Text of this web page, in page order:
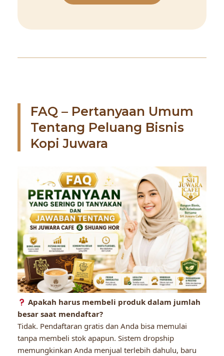
FAQ – Pertanyaan Umum
Tentang Peluang Bisnis
Kopi Juwara
Apakah harus membeli produk dalam jumlah
besar saat mendaftar?
Tidak. Pendaftaran gratis dan Anda bisa memulai
tanpa membeli stok apapun. Sistem dropship
memungkinkan Anda menjual terlebih dahulu, baru